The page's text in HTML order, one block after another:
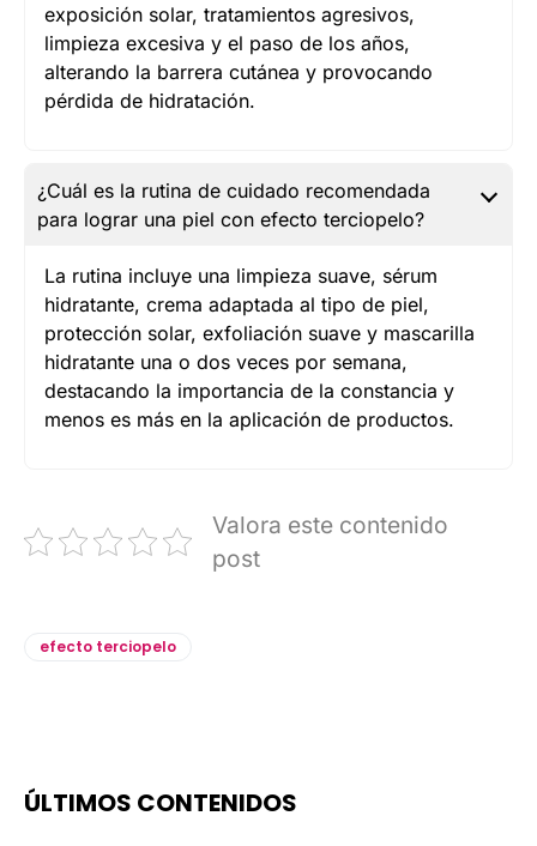
exposición solar, tratamientos agresivos,
limpieza excesiva y el paso de los años,
alterando la barrera cutánea y provocando
pérdida de hidratación.
¿Cuál es la rutina de cuidado recomendada
para lograr una piel con efecto terciopelo?
La rutina incluye una limpieza suave, sérum
hidratante, crema adaptada al tipo de piel,
protección solar, exfoliación suave y mascarilla
hidratante una o dos veces por semana,
destacando la importancia de la constancia y
menos es más en la aplicación de productos.
Valora este contenido
post
efecto terciopelo
ÚLTIMOS CONTENIDOS